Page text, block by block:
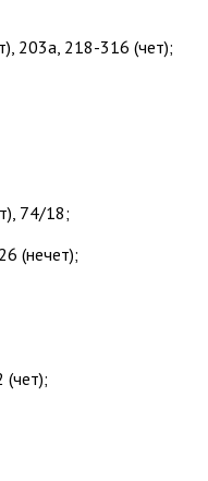
203а, 218-316 (чет);
74/18;
(нечет);
(чет);